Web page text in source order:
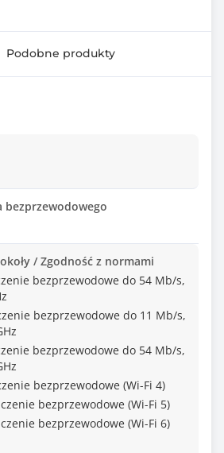
Podobne produkty
bezprzewodowego
/ Zgodność z normami
bezprzewodowe do 54 Mb/s,
bezprzewodowe do 11 Mb/s,
bezprzewodowe do 54 Mb/s,
bezprzewodowe (Wi-Fi 4)
bezprzewodowe (Wi-Fi 5)
bezprzewodowe (Wi-Fi 6)